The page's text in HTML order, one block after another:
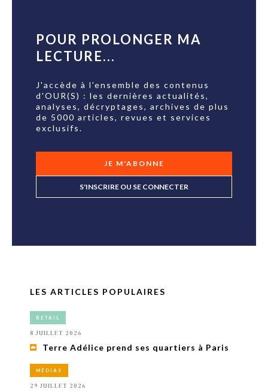
POUR PROLONGER MA
LECTURE...
J'accède à l'ensemble des contenus
d'OUR(S) : les dernières actualités,
analyses, décryptages, archives de plus
de 5000 articles, revues et services
exclusifs.
JE M'ABONNE
S'INSCRIRE OU SE CONNECTER
LES ARTICLES POPULAIRES
RETAIL
8 JUILLET 2026
Terre Adélice prend ses quartiers à Paris
MÉDIAS
29 JUILLET 2026